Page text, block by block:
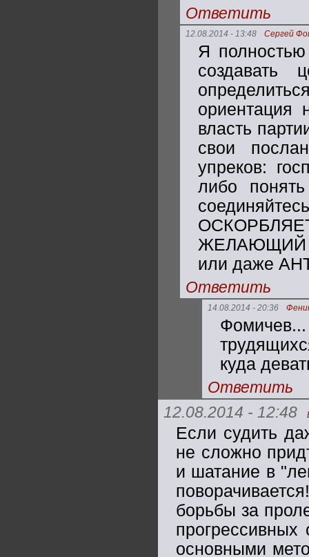
Ответить
12.08.2014 - 13:48 Сергей
Я
создавать
ориентация
власть
свои
упреков:
либо
ЖЕЛАЮЩИЙ
или даже
Ответить
14.08.2014 - 20:36
куда
Ответить
12.08.2014 - 12:48
Если судить
не сложно
и шатание в
борьбы за
основными